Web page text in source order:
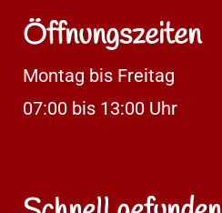
Öffnungszeiten
Montag bis Freitag
07:00 bis 13:00 Uhr